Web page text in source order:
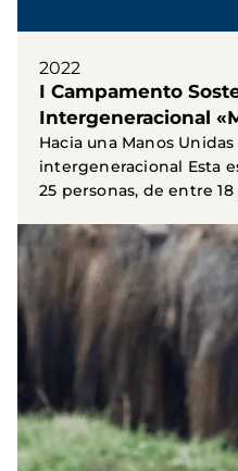
2022
I Campamento
Intergeneracional
Hacia una Manos
intergeneracional Esta
25 personas, de entre 18